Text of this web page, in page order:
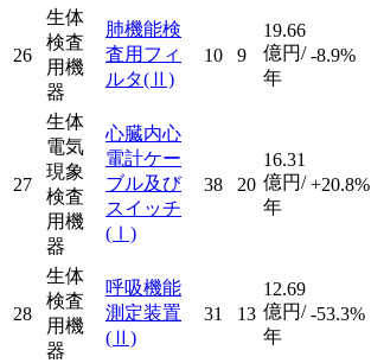
26
生体
検査
用機
器
肺機能検
査用フィ
ルタ(Ⅱ)
10 9
19.66
億円/
年
-8.9%
27
生体
電気
現象
検査
用機
器
心臓内心
電計ケー
ブル及び
スイッチ
(Ⅰ)
38 20
16.31
億円/
年
+20.8%
28
生体
検査
用機
器
呼吸機能
測定装置
(Ⅱ)
31 13
12.69
億円/
年
-53.3%